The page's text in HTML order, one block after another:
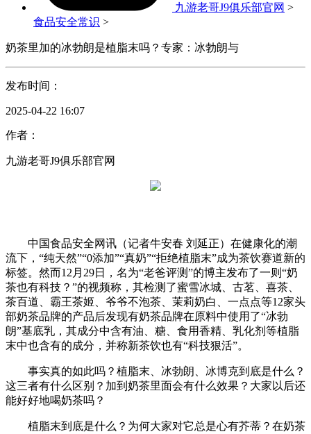
九游老哥J9俱乐部官网 >
食品安全常识 >
奶茶里加的冰勃朗是植脂末吗？专家：冰勃朗与
发布时间：
2025-04-22 16:07
作者：
九游老哥J9俱乐部官网
中国食品安全网讯（记者牛安春 刘延正）在健康化的潮
流下，“纯天然”“0添加”“真奶”“拒绝植脂末”成为茶饮赛道新的
标签。然而12月29日，名为“老爸评测”的博主发布了一则“奶
茶也有科技？”的视频称，其检测了蜜雪冰城、古茗、喜茶、
茶百道、霸王茶姬、爷爷不泡茶、茉莉奶白、一点点等12家头
部奶茶品牌的产品后发现有奶茶品牌在原料中使用了“冰勃
朗”基底乳，其成分中含有油、糖、食用香精、乳化剂等植脂
末中也含有的成分，并称新茶饮也有“科技狠活”。
事实真的如此吗？植脂末、冰勃朗、冰博克到底是什么？
这三者有什么区别？加到奶茶里面会有什么效果？大家以后还
能好好地喝奶茶吗？
植脂末到底是什么？为何大家对它总是心有芥蒂？在奶茶